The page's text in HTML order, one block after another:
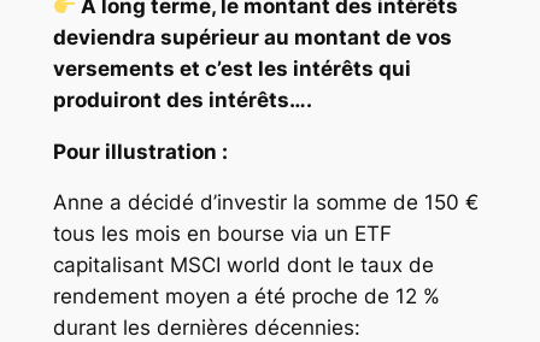
A long terme, le montant des intérêts
deviendra supérieur au montant de vos
versements et c’est les intérêts qui
produiront des intérêts….
Pour illustration :
Anne a décidé d’investir la somme de 150 €
tous les mois en bourse via un ETF
capitalisant MSCI world dont le taux de
rendement moyen a été proche de 12 %
durant les dernières décennies: